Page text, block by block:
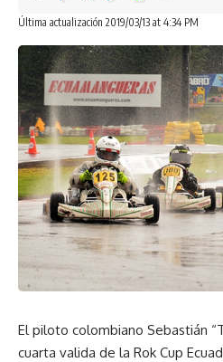
Última actualización 2019/03/13 at 4:34 PM
El piloto colombiano Sebastián
cuarta valida de la Rok Cup